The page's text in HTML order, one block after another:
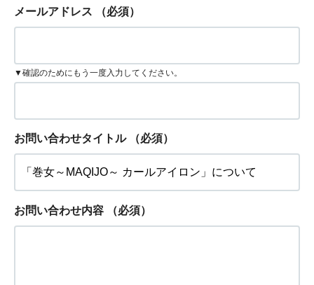
メールアドレス （必須）
▼確認のためにもう一度入力してください。
お問い合わせタイトル （必須）
お問い合わせ内容 （必須）